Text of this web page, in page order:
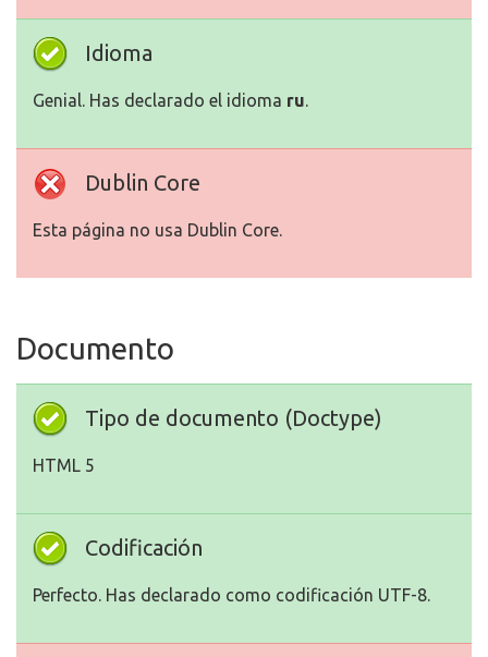
Idioma
Genial. Has declarado el idioma ru.
Dublin Core
Esta página no usa Dublin Core.
Documento
Tipo de documento (Doctype)
HTML 5
Codificación
Perfecto. Has declarado como codificación UTF-8.